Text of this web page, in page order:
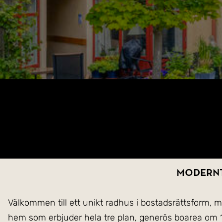
Välkommen till ett unikt radhus i bostadsrättsform,
hem som erbjuder hela tre plan, generös boarea